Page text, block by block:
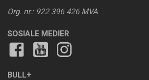
Org. nr.: 922 396 426 MVA
SOSIALE MEDIER
BULL+